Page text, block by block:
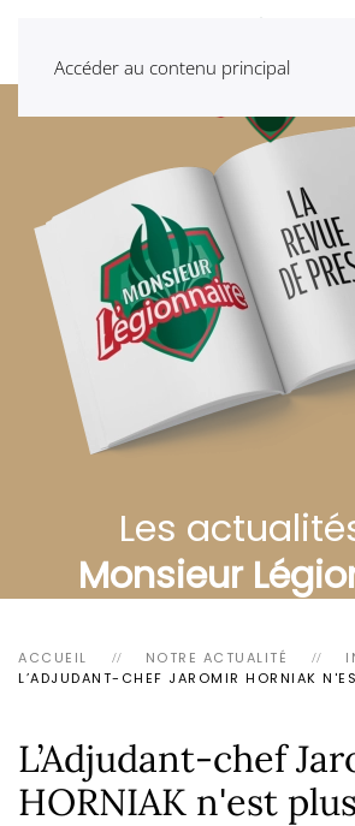
Accéder au contenu principal
Les
Monsieur
ACCUEIL NOTRE ACTUALITÉ
L’ADJUDANT-CHEF JAROMIR HORNIAK
L’Adjudant-chef
HORNIAK n'est plus